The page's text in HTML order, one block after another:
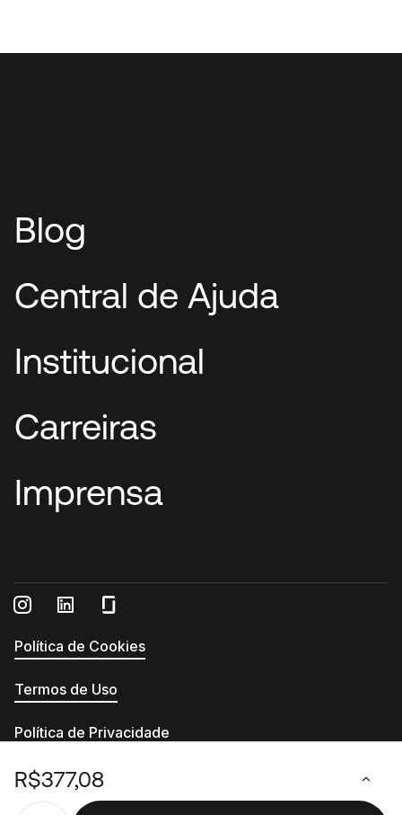
R$377,08
Blog
Central de Ajuda
Institucional
Carreiras
Imprensa
© 2026 - Printi - CNPJ 13.555.994/0001-54
Política de Cookies
Termos de Uso
Política de Privacidade
Relatório de Transparência e Igualdade Salarial